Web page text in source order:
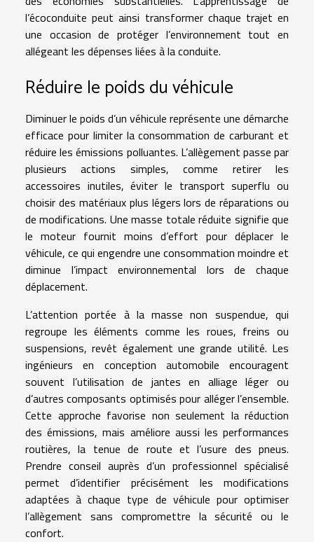
l’écoconduite peut ainsi transformer chaque trajet en
une occasion de protéger l’environnement tout en
allégeant les dépenses liées à la conduite.
Réduire le poids du véhicule
Diminuer le poids d’un véhicule représente une démarche
efficace pour limiter la consommation de carburant et
réduire les émissions polluantes. L’allègement passe par
plusieurs actions simples, comme retirer les
accessoires inutiles, éviter le transport superflu ou
choisir des matériaux plus légers lors de réparations ou
de modifications. Une masse totale réduite signifie que
le moteur fournit moins d’effort pour déplacer le
véhicule, ce qui engendre une consommation moindre et
diminue l’impact environnemental lors de chaque
déplacement.
L’attention portée à la masse non suspendue, qui
regroupe les éléments comme les roues, freins ou
suspensions, revêt également une grande utilité. Les
ingénieurs en conception automobile encouragent
souvent l’utilisation de jantes en alliage léger ou
d’autres composants optimisés pour alléger l’ensemble.
Cette approche favorise non seulement la réduction
des émissions, mais améliore aussi les performances
routières, la tenue de route et l’usure des pneus.
Prendre conseil auprès d’un professionnel spécialisé
permet d’identifier précisément les modifications
adaptées à chaque type de véhicule pour optimiser
l’allègement sans compromettre la sécurité ou le
confort.